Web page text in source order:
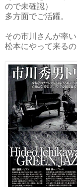
ので未確認）
多方面でご活躍。
その市川さんが率
松本にやって来るの